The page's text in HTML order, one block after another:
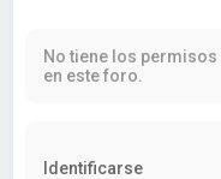
No tiene los
en este foro.
Identificarse